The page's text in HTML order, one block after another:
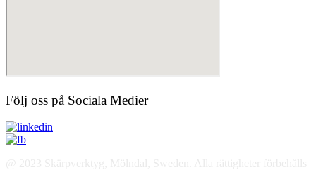
Följ oss på Sociala Medier